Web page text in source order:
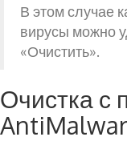
В этом случае
вирусы можно
«Очистить».
Очистка с